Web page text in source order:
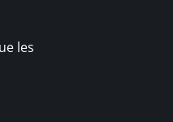
les